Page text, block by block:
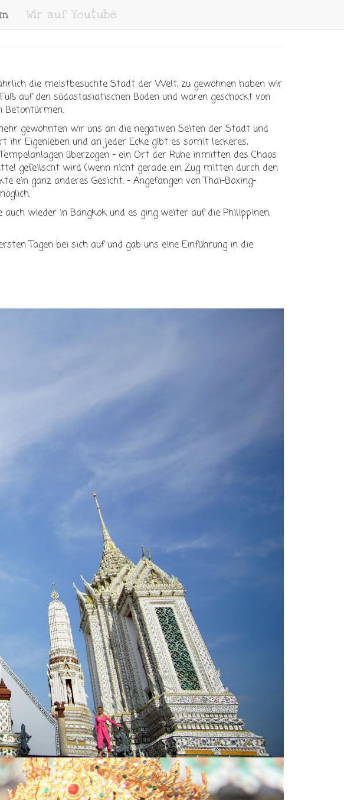
Wir auf Youtube
die meistbesuchte Stadt der Welt, zu gewöhnen haben wir
auf den südostasiatischen Boden und waren geschockt von
Betontürmen.
gewöhnten wir uns an die negativen Seiten der Stadt und
Eigenleben und an jeder Ecke gibt es somit leckeres,
überzogen - ein Ort der Ruhe inmitten des Chaos
gefeilscht wird (wenn nicht gerade ein Zug mitten durch den
ganz anderes Gesicht. - Angefangen von Thai-Boxing-
wieder in Bangkok und es ging weiter auf die Philippinen,
Tagen bei sich auf und gab uns eine Einführung in die